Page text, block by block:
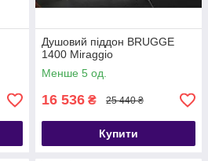
Душовий піддон BRUGGE
1400 Miraggio
Менше 5 од.
16 536 ₴ 25 440 ₴
Купити